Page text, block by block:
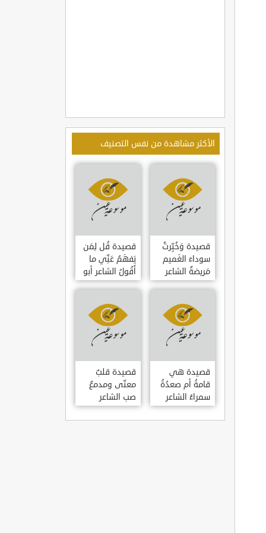
الأكثر مشاهدة من نفس التصنيف
قصيدة وَخُبِّرتُ
سوداءَ الغَميم
مَريضةٌ الشاعر
العوام بن عقبة
قصيدة قُل لِمَن
يَفهَمُ عَنِّي ما
أَقُولُ الشاعر أبو
حامد الغزالي
قصيدة هي
قامةُ أم صعدُةُ
سمراءُ الشاعر
سيف الدين
المشد
قصيدة قلبٌ
معنّى ومدمعٌ
صب الشاعر
سيف الدين
المشد